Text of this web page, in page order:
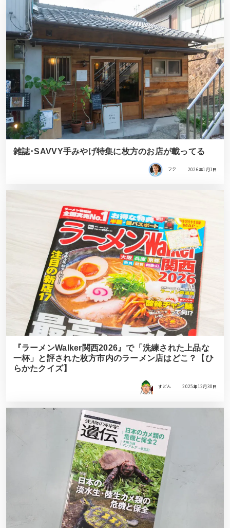
雑誌･SAVVY手みやげ特集に枚方のお店が載ってる
フク 2026年1月1日
『ラーメンWalker関西2026』で「洗練された上品な
一杯」と評された枚方市内のラーメン店はどこ？【ひ
らかたクイズ】
すどん 2025年12月30日